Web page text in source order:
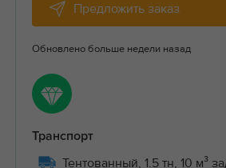
Предложить заказ
Обновлено больше недели назад
Транспорт
Тентованный, 1.5 тн, 10 м³